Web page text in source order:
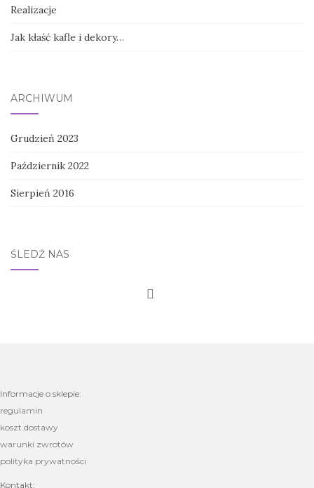
Realizacje
Jak kłaść kafle i dekory…
ARCHIWUM
Grudzień 2023
Październik 2022
Sierpień 2016
ŚLEDŹ NAS
Informacje o sklepie:
regulamin
koszt dostawy
warunki zwrotów
polityka prywatności
Kontakt: